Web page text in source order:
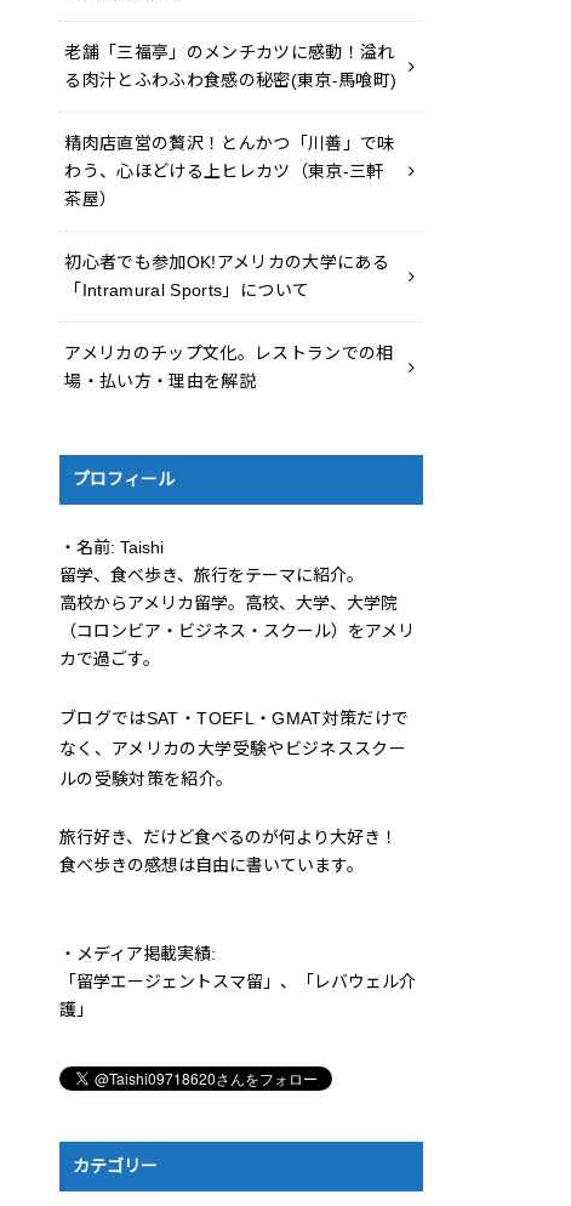
老舗「三福亭」のメンチカツに感動！溢れ
る肉汁とふわふわ食感の秘密(東京-馬喰町)
精肉店直営の贅沢！とんかつ「川善」で味
わう、心ほどける上ヒレカツ（東京-三軒
茶屋）
初心者でも参加OK!アメリカの大学にある
「Intramural Sports」について
アメリカのチップ文化。レストランでの相
場・払い方・理由を解説
プロフィール
・名前: Taishi
留学、食べ歩き、旅行をテーマに紹介。
高校からアメリカ留学。高校、大学、大学院
（コロンビア・ビジネス・スクール）をアメリ
カで過ごす。
ブログではSAT・TOEFL・GMAT対策だけで
なく、アメリカの大学受験やビジネススクー
ルの受験対策を紹介。
旅行好き、だけど食べるのが何より大好き！
食べ歩きの感想は自由に書いています。
・メディア掲載実績:
「留学エージェントスマ留」、「レバウェル介
護」
カテゴリー